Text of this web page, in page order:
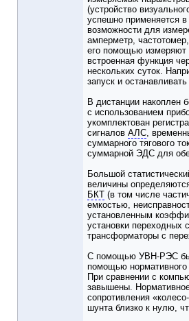
(устройство
успешно применяется
возможности для
амперметр,
его помощью измеряют
встроенная функция
нескольких суток.
запуск и
В дистанции накоплен
с использованием
укомплектован
сигналов АЛС,
суммарного тягового
суммарной ЭДС для
Большой
величины
БКТ (в том числе
емкостью,
установленным
установки переходных
трансформаторы с
С помощью УВН-РЭС
помощью нормативного
При сравнении с
завышены.
сопротивления
шунта близко к нулю,